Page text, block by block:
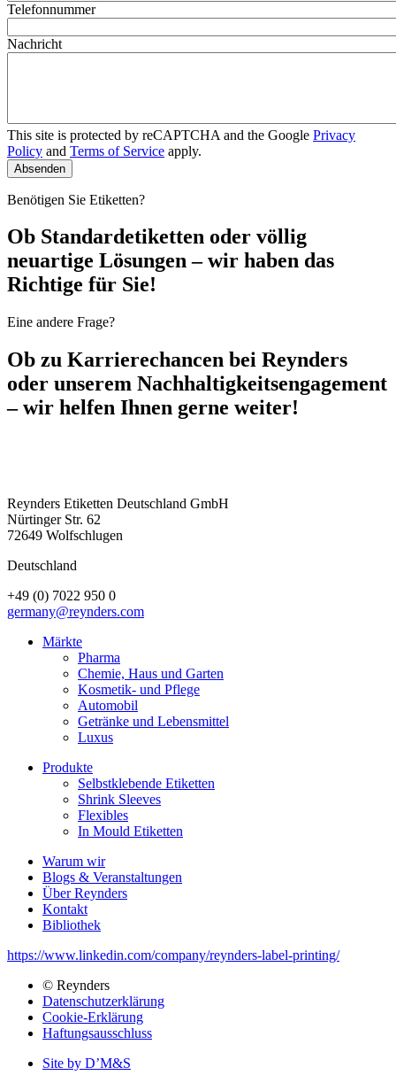
Telefonnummer
Nachricht
This site is protected by reCAPTCHA and the Google Privacy
Policy and Terms of Service apply.
Benötigen Sie Etiketten?
Ob Standardetiketten oder völlig
neuartige Lösungen – wir haben das
Richtige für Sie!
Eine andere Frage?
Ob zu Karrierechancen bei Reynders
oder unserem Nachhaltigkeitsengagement
– wir helfen Ihnen gerne weiter!
Reynders Etiketten Deutschland GmbH
Nürtinger Str. 62
72649 Wolfschlugen
Deutschland
+49 (0) 7022 950 0
germany@reynders.com
Markets
Märkte
Pharma
Chemie, Haus und Garten
Kosmetik- und Pflege
Automobil
Getränke und Lebensmittel
Luxus
Producten
Produkte
Selbstklebende Etiketten
Shrink Sleeves
Flexibles
In Mould Etiketten
Footer
menu
Warum wir
Blogs & Veranstaltungen
Über Reynders
Kontakt
Bibliothek
https://www.linkedin.com/company/reynders-label-printing/
Bottom
menu
© Reynders
Datenschutzerklärung
Cookie-Erklärung
Haftungsausschluss
Site by D’M&S